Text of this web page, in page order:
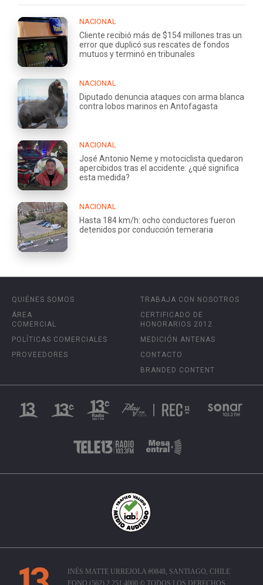
NACIONAL
Cliente recibió más de $154 millones tras un
error que duplicó sus rescates de fondos
mutuos y terminó en tribunales
NACIONAL
Diputado denuncia ataques con arma blanca
contra lobos marinos en Antofagasta
NACIONAL
José Antonio Neme y motociclista quedaron
apercibidos tras el accidente: ¿qué significa
esta medida?
NACIONAL
Hasta 184 km/h: ocho conductores fueron
detenidos por conducción temeraria
QUIÉNES SOMOS
ÁREA
COMERCIAL
POLÍTICAS COMERCIALES
PROVEEDORES
TRABAJA CON NOSOTROS
CERTIFICADO DE
HONORARIOS 2012
MEDICIÓN ANTENAS
CONTACTO
BRANDED CONTENT
INÉS MATTE URREJOLA #0848, SANTIAGO, CHILE